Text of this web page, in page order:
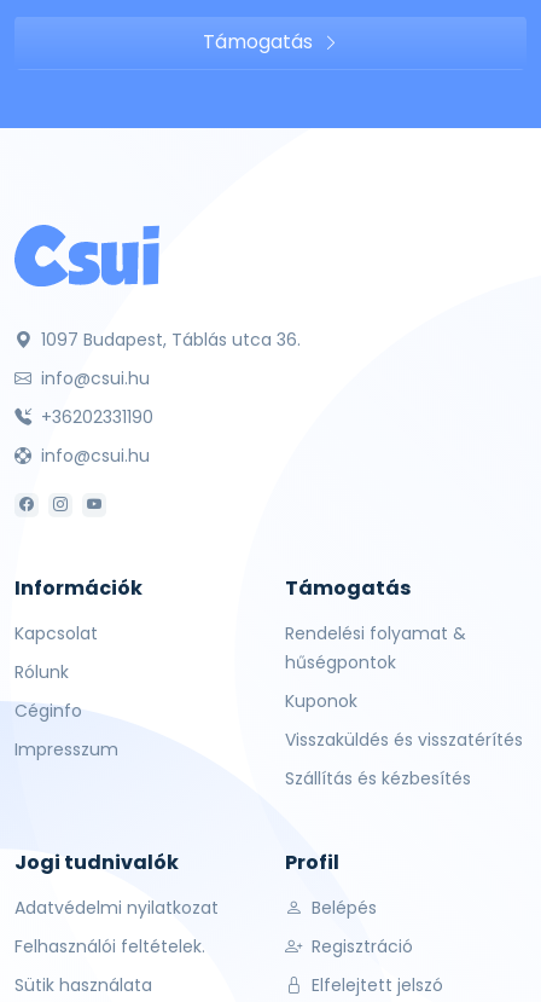
Támogatás
1097 Budapest, Táblás utca 36.
info@csui.hu
+36202331190
info@csui.hu
Információk
Kapcsolat
Rólunk
Céginfo
Impresszum
Támogatás
Rendelési folyamat &
hűségpontok
Kuponok
Visszaküldés és visszatérítés
Szállítás és kézbesítés
Jogi tudnivalók
Adatvédelmi nyilatkozat
Felhasználói feltételek.
Sütik használata
Profil
Belépés
Regisztráció
Elfelejtett jelszó